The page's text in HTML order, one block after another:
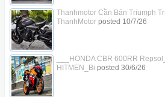
Thanhmotor Cần Bán Triumph
ThanhMotorposted 10/7/26
___HONDA CBR 600RR
HITMEN_Bi posted 30/6/26